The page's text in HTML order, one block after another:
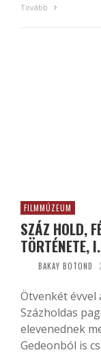
Tovább
FILMMÚZEUM
SZÁZ HOLD,
TÖRTÉNETE,
BAKAY BOTOND
Ötvenkét évvel
Százholdas
elevenednek
Gedeonból is